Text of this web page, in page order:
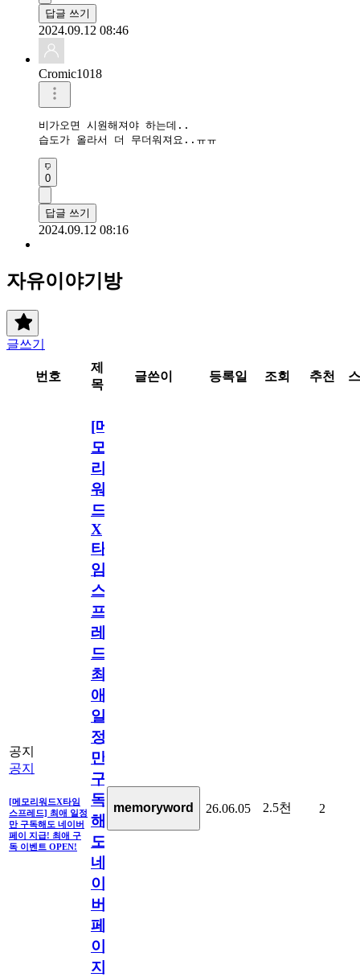
답글 쓰기
2024.09.12 08:46
Cromic1018
비가오면 시원해져야 하는데..
습도가 올라서 더 무더워져요..ㅠㅠ
0
답글 쓰기
2024.09.12 08:16
자유이야기방
글쓰기
번호
제
목
글쓴이 등록일 조회 추천
공지
공지
[메모리워드X타임
스프레드] 최애 일정
만 구독해도 네이버
페이 지급! 최애 구
독 이벤트 OPEN!
[메
모
리
워
드
X
타
임
스
프
레
드]
최
애
일
정
만
구
독
해
도
네
이
버
페
이
지
memoryword 26.06.05 2.5천 2